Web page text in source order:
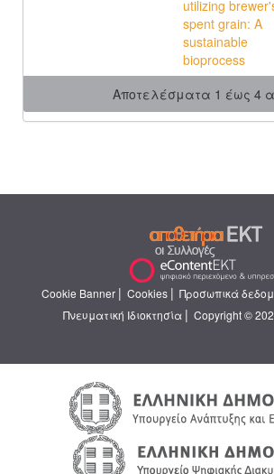
utilizing
spent grain: A
sustainable
bioprocess
Αποτελέσματα 1 έως 4
Cookie Banner | Cookies | Προσωπικά
Πνευματική Ιδιοκτησία | Copyright ©